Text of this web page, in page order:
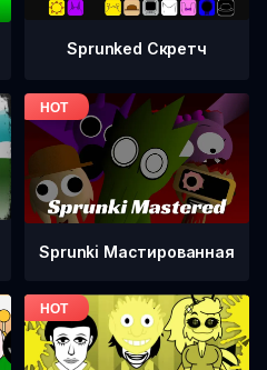
Sprunked Скретч
Sprunki Мастированная